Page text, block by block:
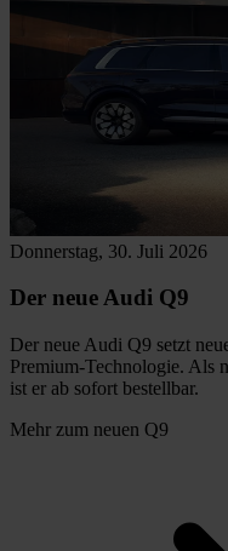
Donnerstag, 30. Juli 2026
Der neue Audi Q9
Der neue Audi Q9 setzt
Premium-Technologie. Als
ist er ab sofort bestellbar.
Mehr zum neuen Q9